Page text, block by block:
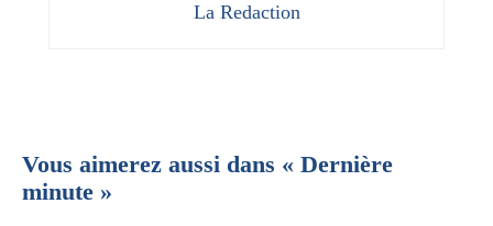
La Redaction
Vous aimerez aussi dans « Dernière
minute »